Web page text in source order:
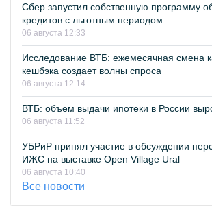
Сбер запустил собственную программу
кредитов с льготным периодом
06 августа 12:33
Исследование ВТБ: ежемесячная смена
кешбэка создает волны спроса
06 августа 12:14
ВТБ: объем выдачи ипотеки в России
06 августа 11:52
УБРиР принял участие в обсуждении
ИЖС на выставке Open Village Ural
06 августа 10:40
Все новости